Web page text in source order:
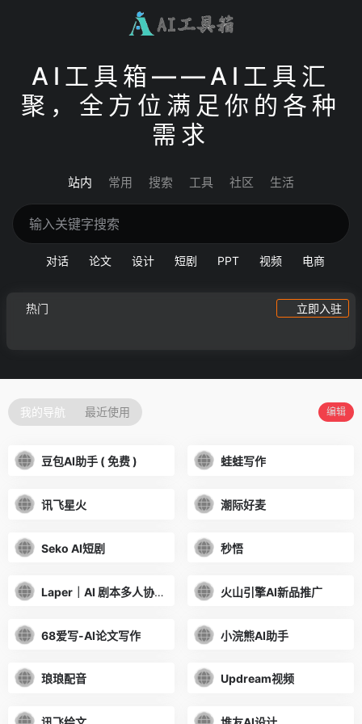
AI工具箱——AI工具汇
聚，全方位满足你的各种
需求
站内 常用 搜索 工具 社区 生活
对话 论文 设计 短剧 PPT 视频 电商
热门 立即入驻
我的导航 最近使用 编辑
豆包AI助手 ( 免费 ) 蛙蛙写作
讯飞星火 潮际好麦
Seko AI短剧 秒悟
Laper｜AI 剧本多人协作平台 火山引擎AI新品推广
68爱写-AI论文写作 小浣熊AI助手
琅琅配音 Updream视频